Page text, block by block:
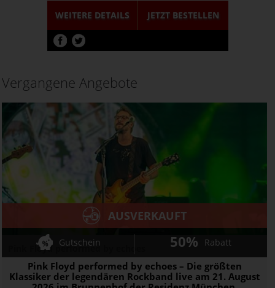
WEITERE DETAILS JETZTBESTELLEN
Vergangene Angebote
Pink Floyd performed by echoes
Pink Floyd performed by echoes – Die größten
Klassiker der legendären Rockband live am 21. August
AUSVERKAUFT
Gutschein 50% Rabatt